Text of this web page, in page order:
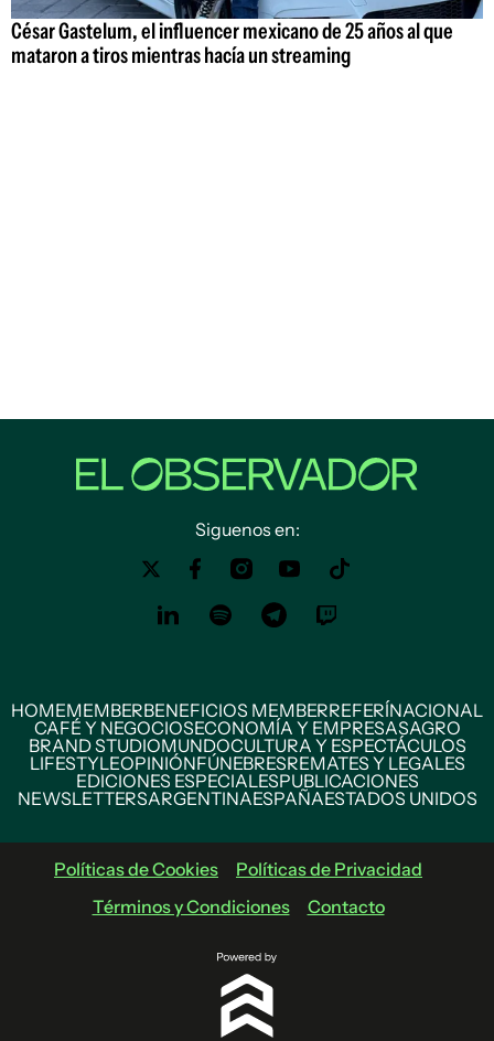
César Gastelum, el influencer mexicano de 25 años al que
mataron a tiros mientras hacía un streaming
Siguenos en:
HOMEMEMBERBENEFICIOS MEMBERREFERÍNACIONAL
CAFÉ Y NEGOCIOSECONOMÍA Y EMPRESASAGRO
BRAND STUDIOMUNDOCULTURA Y ESPECTÁCULOS
LIFESTYLEOPINIÓNFÚNEBRESREMATES Y LEGALES
EDICIONES ESPECIALESPUBLICACIONES
NEWSLETTERSARGENTINAESPAÑAESTADOS UNIDOS
Políticas de Cookies
Políticas de Privacidad
Términos y Condiciones
Contacto